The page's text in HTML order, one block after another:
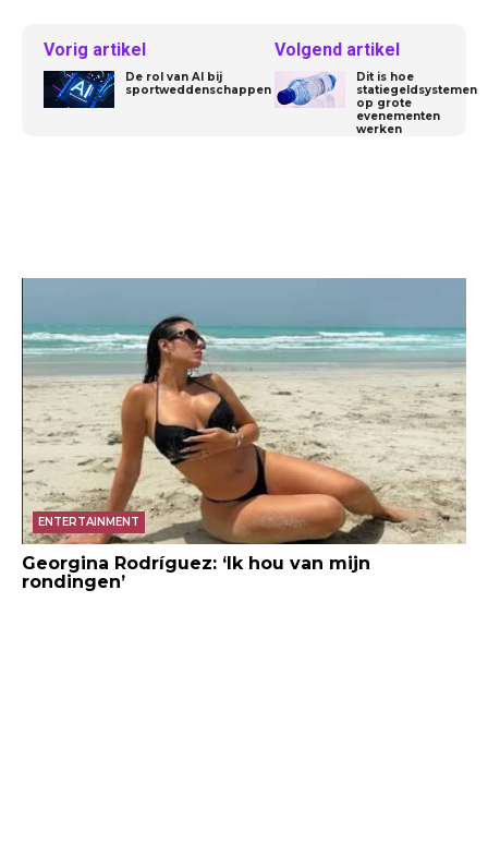
Vorig artikel
De rol van AI bij
sportweddenschappen
Volgend artikel
Dit is hoe
statiegeldsystemen
op grote
evenementen
werken
ENTERTAINMENT
Georgina Rodríguez: ‘Ik hou van mijn
rondingen’